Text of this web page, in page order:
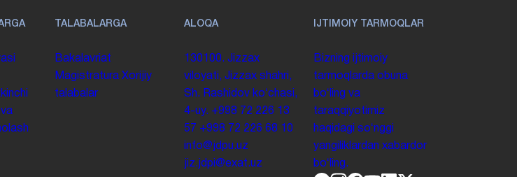
va
TALABALARGA
Bakalavriat
Magistratura Xorijiy
talabalar
ALOQA
130100. Jizzax
viloyati, Jizzax shahri,
Sh. Rashidov koʻchasi,
4-uy. +998 72 226 13
57 +998 72 226 68 10
info@jdpu.uz
jiz.jdpi@exat.uz
IJTIMOIY TARMOQLAR
Bizning ijtimoiy
tarmoqlarda obuna
boʻling va
taraqqiyotimiz
haqidagi soʻnggi
yangiliklardan xabardor
boʻling.